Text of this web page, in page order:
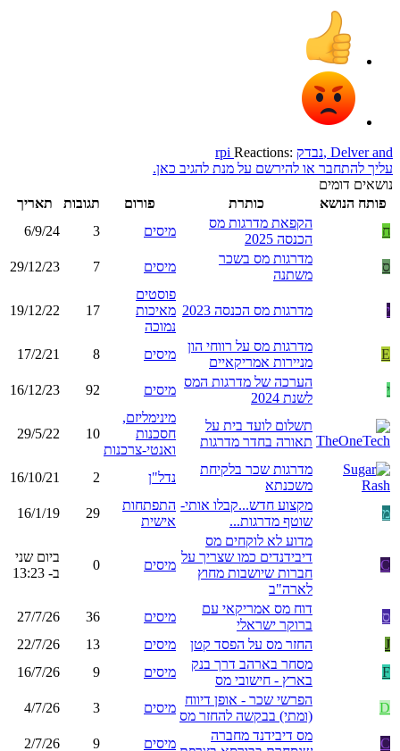
Reactions: נבדק, Delverand
rpi
עליך להתחבר או להירשם על מנת להגיב כאן.
נושאים דומים
פותח הנושא
כותרת פורום תגובות
תאריך
ח
הקפאת מדרגות מס
הכנסה 2025
מיסים 3
6/9/24
ס
מדרגות מס בשכר
משתנה
מיסים 7
29/12/23
י מדרגות מס הכנסה 2023
פוסטים
מאיכות
נמוכה
17
19/12/22
E
מדרגות מס על רווחי הון
מניירות אמריקאיים
מיסים 8
17/2/21
י
הערכה של מדרגות המס
לשנת 2024
מיסים 92
16/12/23
תשלום לועד בית על
תאורה בחדר מדרגות
מינימליזם,
חסכנות
ואנטי-צרכנות
10
29/5/22
מדרגות שכר בלקיחת
משכנתא
נדל"ן 2
16/10/21
מ
מקצוע חדש...קבלו אותי-
שוטף מדרגות...
התפתחות
אישית
29
16/1/19
C
מדוע לא לוקחים מס
דיבידנדים כמו שצריך על
חברות שיושבות מחוץ
לארה"ב
מיסים 0
ביום שני
ב- 13:23
ס
דוח מס אמריקאי עם
ברוקר ישראלי
מיסים 36
27/7/26
J
החזר מס על הפסד קטן מיסים 13
22/7/26
F
מסחר בארהב דרך בנק
בארץ - חישובי מס
מיסים 9
16/7/26
D
הפרשי שכר - אופן דיווח
(ומתי) בבקשה להחזר מס
מיסים 3
4/7/26
C
מס דיבידנד מחברה
מיסים 9
2/7/26